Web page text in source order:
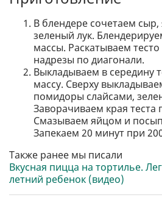
В блендере сочетаем
зеленый лук.
массы. Раскатываем
надрезы по диагонали.
Выкладываем в середину
массу. Сверху
помидоры слайсами,
Заворачиваем края теста
Смазываем яйцом и
Запекаем 20 минут при
Также ранее мы писали
Вкусная пицца на тортилье.
летний ребенок (видео)